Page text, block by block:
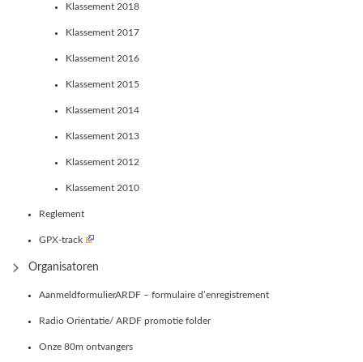
Klassement 2018
Klassement 2017
Klassement 2016
Klassement 2015
Klassement 2014
Klassement 2013
Klassement 2012
Klassement 2010
Reglement
GPX-track
Organisatoren
AanmeldformulierARDF – formulaire d’enregistrement
Radio Oriëntatie/ ARDF promotie folder
Onze 80m ontvangers